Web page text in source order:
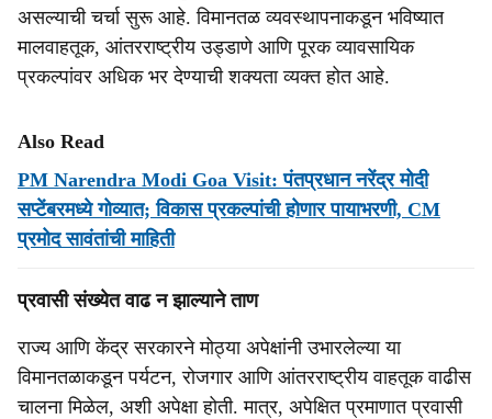
असल्याची चर्चा सुरू आहे. विमानतळ व्यवस्थापनाकडून भविष्यात
मालवाहतूक, आंतरराष्ट्रीय उड्डाणे आणि पूरक व्यावसायिक
प्रकल्पांवर अधिक भर देण्याची शक्यता व्यक्त होत आहे.
Also Read
PM Narendra Modi Goa Visit: पंतप्रधान नरेंद्र मोदी
सप्‍टेंबरमध्‍ये गोव्‍यात; विकास प्रकल्पांची होणार पायाभरणी, CM
प्रमोद सावंतांची माहिती
प्रवासी संख्येत वाढ न झाल्याने ताण
राज्य आणि केंद्र सरकारने मोठ्या अपेक्षांनी उभारलेल्या या
विमानतळाकडून पर्यटन, रोजगार आणि आंतरराष्ट्रीय वाहतूक वाढीस
चालना मिळेल, अशी अपेक्षा होती. मात्र, अपेक्षित प्रमाणात प्रवासी